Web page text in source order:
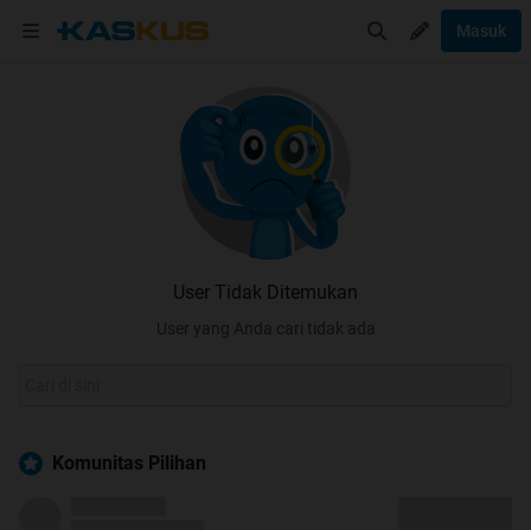
Masuk
User Tidak Ditemukan
User yang Anda cari tidak ada
Komunitas Pilihan